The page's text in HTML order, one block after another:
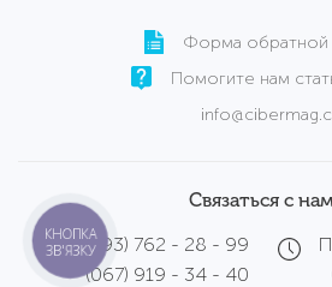
Форма обратной
Помогите нам
Связаться с
(093) 762 - 28 - 99
(067) 919 - 34 - 40
КНОПКА
ЗВ'ЯЗКУ